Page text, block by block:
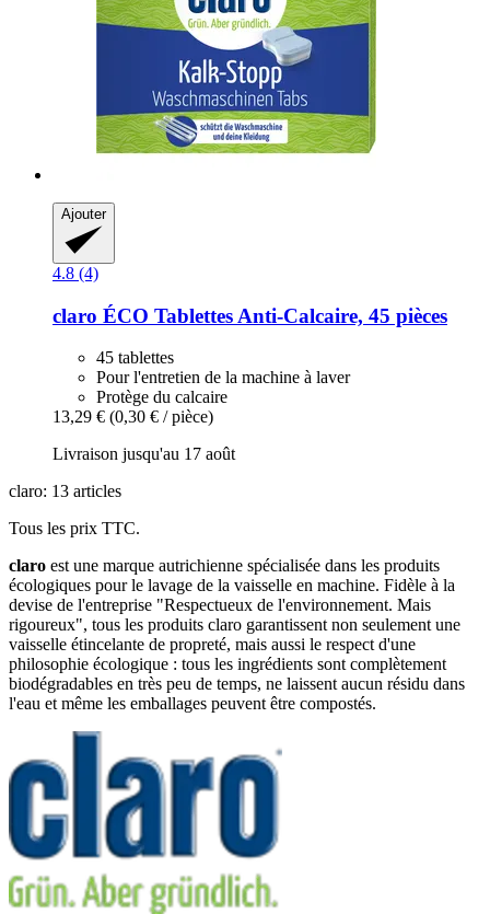
Ajouter
4.8 (4)
claro ÉCO Tablettes Anti-​Calcaire, 45 pièces
45 tablettes
Pour l'entretien de la machine à laver
Protège du calcaire
13,29 € (0,30 € / pièce)
Livraison jusqu'au 17 août
claro: 13 articles
Tous les prix TTC.
claro est une marque autrichienne spécialisée dans les produits
écologiques pour le lavage de la vaisselle en machine. Fidèle à la
devise de l'entreprise "Respectueux de l'environnement. Mais
rigoureux", tous les produits claro garantissent non seulement une
vaisselle étincelante de propreté, mais aussi le respect d'une
philosophie écologique : tous les ingrédients sont complètement
biodégradables en très peu de temps, ne laissent aucun résidu dans
l'eau et même les emballages peuvent être compostés.